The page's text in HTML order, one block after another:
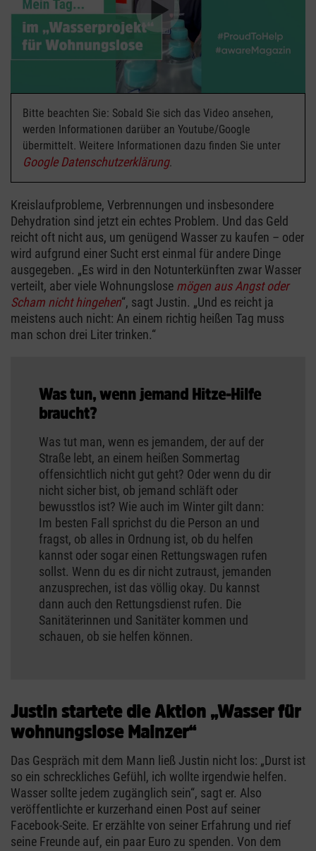
Bitte beachten Sie: Sobald Sie sich das Video ansehen,
werden Informationen darüber an Youtube/Google
übermittelt. Weitere Informationen dazu finden Sie unter
Google Datenschutzerklärung.
Kreislaufprobleme, Verbrennungen und insbesondere
Dehydration sind jetzt ein echtes Problem. Und das Geld
reicht oft nicht aus, um genügend Wasser zu kaufen – oder
wird aufgrund einer Sucht erst einmal für andere Dinge
ausgegeben. „Es wird in den Notunterkünften zwar Wasser
verteilt, aber viele Wohnungslose mögen aus Angst oder
Scham nicht hingehen“, sagt Justin. „Und es reicht ja
meistens auch nicht: An einem richtig heißen Tag muss
man schon drei Liter trinken.“
Was tun, wenn jemand Hitze-Hilfe
braucht?
Was tut man, wenn es jemandem, der auf der
Straße lebt, an einem heißen Sommertag
offensichtlich nicht gut geht? Oder wenn du dir
nicht sicher bist, ob jemand schläft oder
bewusstlos ist? Wie auch im Winter gilt dann:
Im besten Fall sprichst du die Person an und
fragst, ob alles in Ordnung ist, ob du helfen
kannst oder sogar einen Rettungswagen rufen
sollst. Wenn du es dir nicht zutraust, jemanden
anzusprechen, ist das völlig okay. Du kannst
dann auch den Rettungsdienst rufen. Die
Sanitäterinnen und Sanitäter kommen und
schauen, ob sie helfen können.
Justin startete die Aktion „Wasser für
wohnungslose Mainzer“
Das Gespräch mit dem Mann ließ Justin nicht los: „Durst ist
so ein schreckliches Gefühl, ich wollte irgendwie helfen.
Wasser sollte jedem zugänglich sein“, sagt er. Also
veröffentlichte er kurzerhand einen Post auf seiner
Facebook-Seite. Er erzählte von seiner Erfahrung und rief
seine Freunde auf, ein paar Euro zu spenden. Von dem